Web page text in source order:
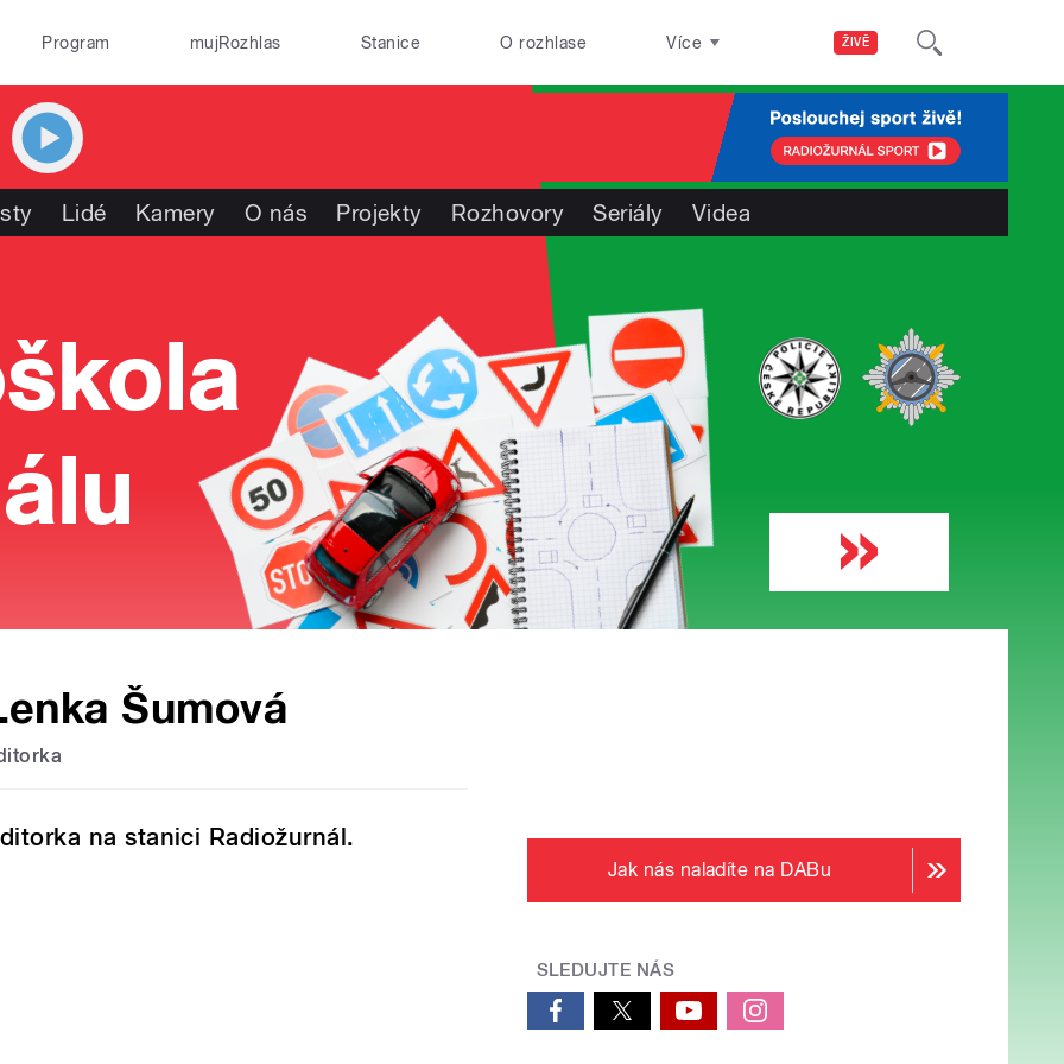
ŽIVĚ
Program mujRozhlas Stanice O rozhlase Více
Lidé Kamery O nás Projekty Rozhovory Seriály Videa
Šumová
na stanici Radiožurnál.
Jak nás naladíte na DABu
SLEDUJTE NÁS